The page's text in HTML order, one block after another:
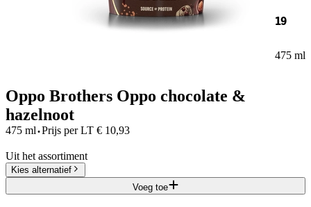
19
475 ml
Oppo Brothers Oppo chocolate &
hazelnoot
475 ml·Prijs per LT € 10,93
Uit het assortiment
Kies alternatief
Voeg toe